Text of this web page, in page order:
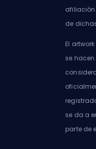
afiliación
de
El
se
se da a
parte de